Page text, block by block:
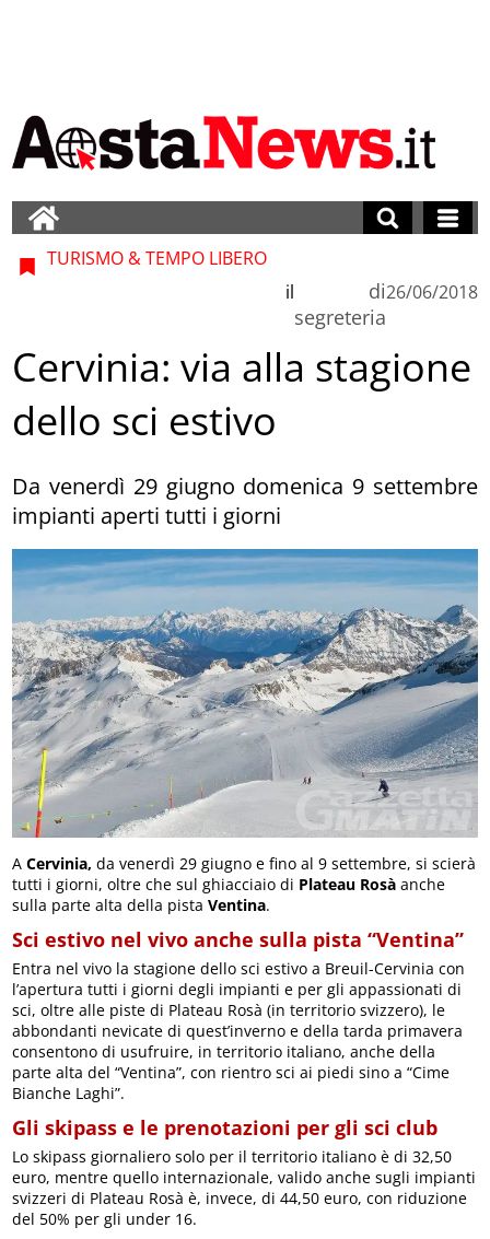
TURISMO & TEMPO LIBERO
di
segreteria
il 26/06/2018
Cervinia: via alla stagione
dello sci estivo
Da venerdì 29 giugno domenica 9 settembre
impianti aperti tutti i giorni
A Cervinia,da venerdì 29 giugno e fino al 9 settembre, si scierà
tutti i giorni, oltre che sul ghiacciaio di Plateau Rosà anche
sulla parte alta della pistaVentina.
Sci estivo nel vivo anche sulla pista “Ventina”
Entra nel vivo la stagione dello sci estivo a Breuil-Cervinia con
l’apertura tutti i giorni degli impianti e per gli appassionati di
sci, oltre alle piste di Plateau Rosà (in territorio svizzero), le
abbondanti nevicate di quest’inverno e della tarda primavera
consentono di usufruire, in territorio italiano, anche della
parte alta del “Ventina”, con rientro sci ai piedi sino a “Cime
Bianche Laghi”.
Gli skipass e le prenotazioni per gli sci club
Lo skipass giornaliero solo per il territorio italiano è di 32,50
euro, mentre quello internazionale, valido anche sugli impianti
svizzeri di Plateau Rosà è, invece, di 44,50 euro, con riduzione
del 50% per gli under 16.